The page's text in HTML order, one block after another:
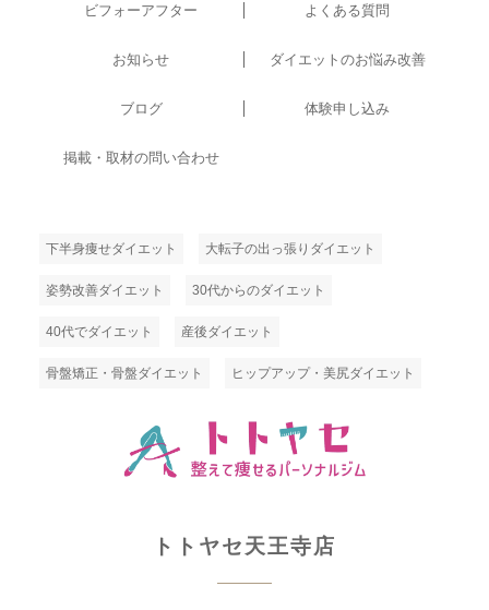
ビフォーアフター よくある質問
お知らせ ダイエットのお悩み改善
ブログ 体験申し込み
掲載・取材の問い合わせ
下半身痩せダイエット 大転子の出っ張りダイエット
姿勢改善ダイエット 30代からのダイエット
40代でダイエット 産後ダイエット
骨盤矯正・骨盤ダイエット ヒップアップ・美尻ダイエット
トトヤセ天王寺店